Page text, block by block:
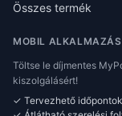
Összes termék
MOBIL ALKALMAZÁS
Töltse le díjmentes
kiszolgálásért!
✓ Tervezhető időpontok